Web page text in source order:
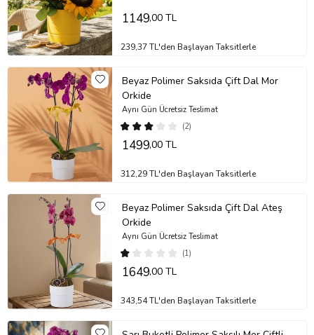
1149,00 TL
239,37 TL'den Başlayan Taksitlerle
Beyaz Polimer Saksıda Çift Dal Mor
Orkide
(2)
Aynı Gün Ücretsiz Teslimat
1499,00 TL
312,29 TL'den Başlayan Taksitlerle
Beyaz Polimer Saksıda Çift Dal Ateş
Orkide
(1)
Aynı Gün Ücretsiz Teslimat
1649,00 TL
343,54 TL'den Başlayan Taksitlerle